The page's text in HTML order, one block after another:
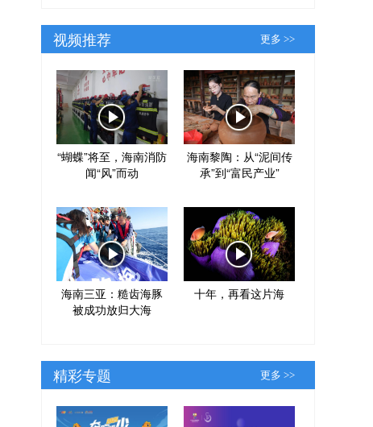
视频推荐 更多 >>
“蝴蝶”将至，海南消防
闻“风”而动
海南黎陶：从“泥间传
承”到“富民产业”
海南三亚：糙齿海豚
被成功放归大海
十年，再看这片海
精彩专题 更多 >>